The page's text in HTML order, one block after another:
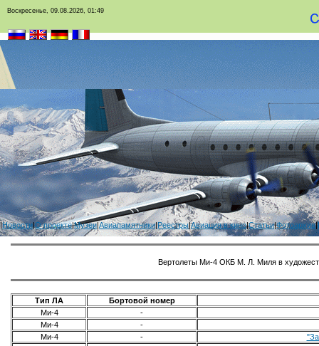
Воскресенье, 09.08.2026, 01:49
|Новости|О проекте|Музеи|Авиапамятники|Реестры|Авиация в кино|Статьи|Фотоархив|
Вертолеты Ми-4 ОКБ М. Л. Миля в
Тип ЛА
Бортовой номер
Ми-4
-
Ми-4
-
Ми-4
-